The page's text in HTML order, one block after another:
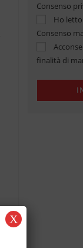
Consenso
Ho
Consenso
finalità di
X